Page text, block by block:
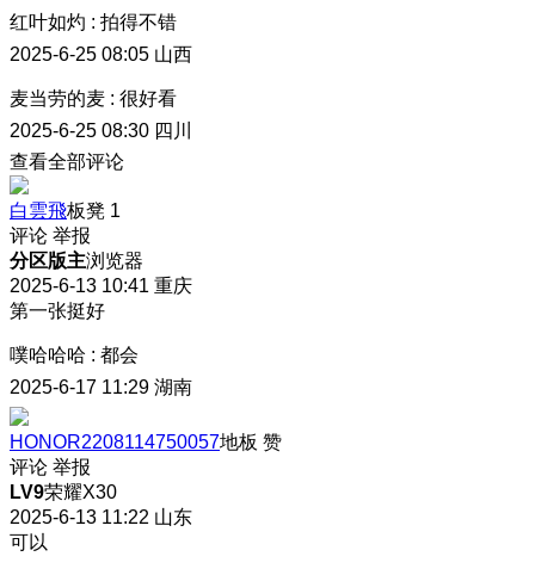
红叶如灼 : 拍得不错
2025-6-25 08:05 山西
麦当劳的麦 : 很好看
2025-6-25 08:30 四川
查看全部评论
白雲飛板凳 1
评论 举报
分区版主浏览器
2025-6-13 10:41 重庆
第一张挺好
噗哈哈哈 : 都会
2025-6-17 11:29 湖南
HONOR2208114750057地板 赞
评论 举报
LV9荣耀X30
2025-6-13 11:22 山东
可以